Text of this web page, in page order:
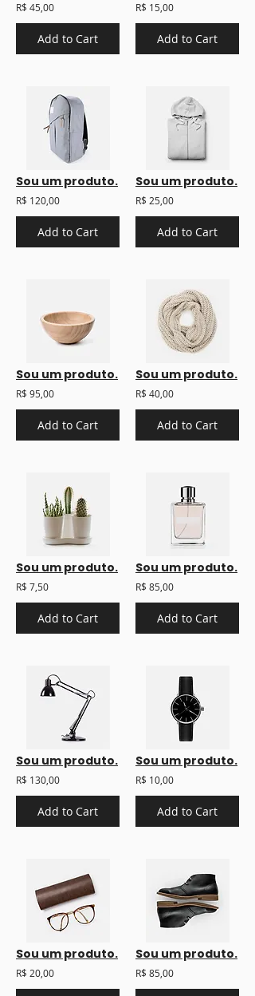
R$ 45,00
Add to Cart
R$ 15,00
Add to Cart
Sou um produto.
R$ 120,00
Add to Cart
Sou um produto.
R$ 25,00
Add to Cart
Sou um produto.
R$ 95,00
Add to Cart
Sou um produto.
R$ 40,00
Add to Cart
Sou um produto.
R$ 7,50
Add to Cart
Sou um produto.
R$ 85,00
Add to Cart
Sou um produto.
R$ 130,00
Add to Cart
Sou um produto.
R$ 10,00
Add to Cart
Sou um produto.
R$ 20,00
Sou um produto.
R$ 85,00